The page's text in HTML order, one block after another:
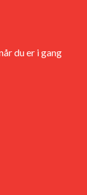
du er i gang